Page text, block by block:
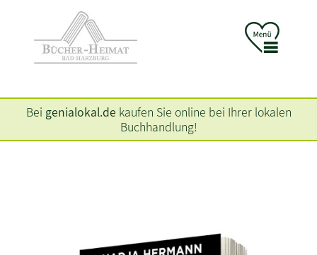
Bei genialokal.de kaufen Sie online bei Ihrer lokalen
Buchhandlung!